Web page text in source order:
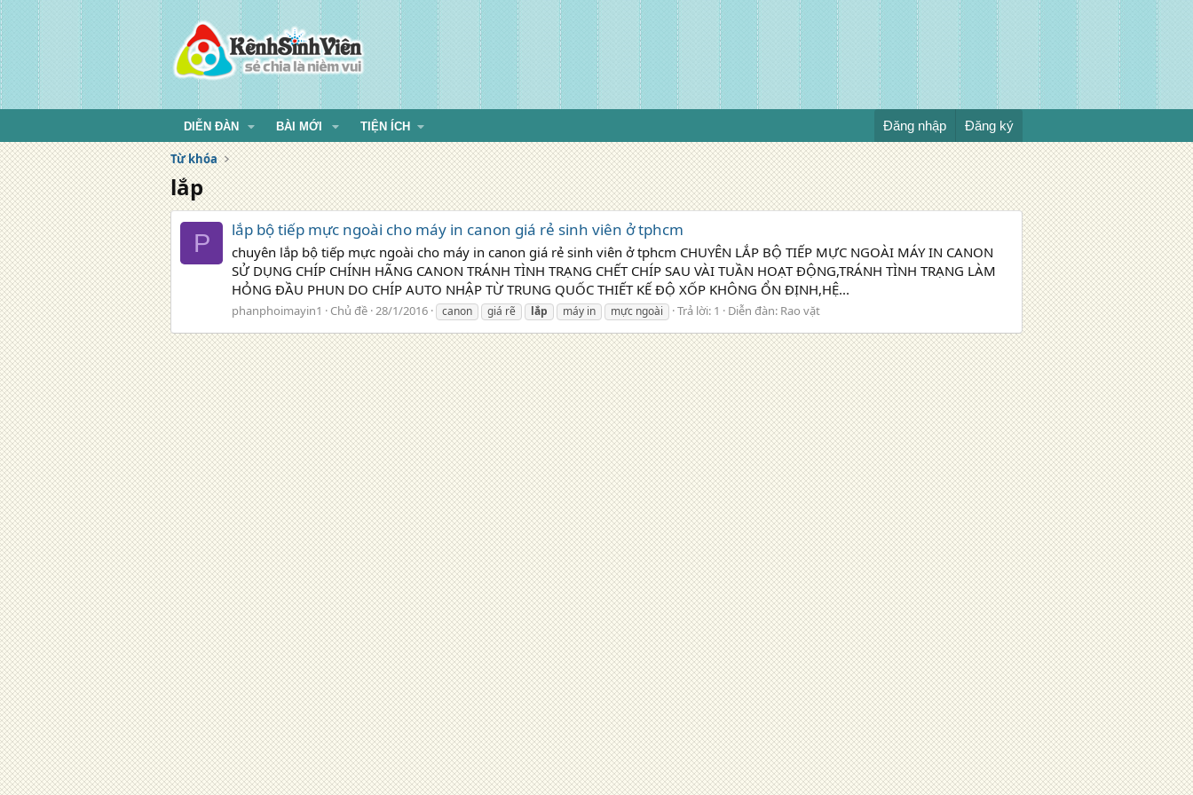
DIỄN ĐÀN BÀI MỚI TIỆN ÍCH Đăng nhập Đăng ký
Từ khóa
lắp
P lắp bộ tiếp mực ngoài cho máy in canon giá rẻ sinh viên ở tphcm
chuyên lắp bộ tiếp mực ngoài cho máy in canon giá rẻ sinh viên ở tphcm CHUYÊN LẮP BỘ TIẾP MỰC NGOÀI MÁY IN CANON
SỬ DỤNG CHÍP CHÍNH HÃNG CANON TRÁNH TÌNH TRẠNG CHẾT CHÍP SAU VÀI TUẦN HOẠT ĐỘNG,TRÁNH TÌNH TRẠNG LÀM
HỎNG ĐẦU PHUN DO CHÍP AUTO NHẬP TỪ TRUNG QUỐC THIẾT KẾ ĐỘ XỐP KHÔNG ỔN ĐỊNH,HỆ...
phanphoimayin1 Chủ đề 28/1/2016 canon giá rẽ lắp máy in mực ngoài Trả lời: 1 Diễn đàn: Rao vặt